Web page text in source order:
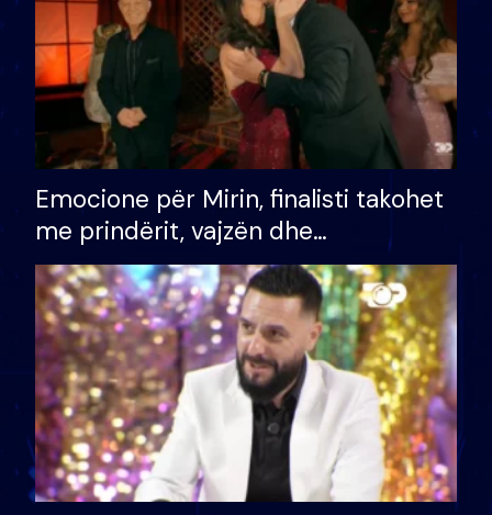
Emocione për Mirin, finalisti takohet
me prindërit, vajzën dhe
bashkëshorten: S’kemi ndonjë letër
divorci apo jo?